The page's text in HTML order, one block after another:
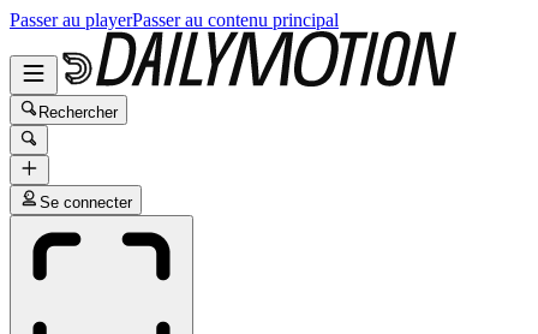
Passer au playerPasser au contenu principal
Rechercher
Se connecter